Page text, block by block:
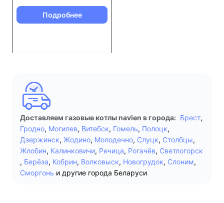
Подробнее
Доставляем газовые котлы navien в города: Брест,
Гродно, Могилев, Витебск, Гомель, Полоцк,
Дзержинск, Жодино, Молодечно, Слуцк, Столбцы,
Жлобин, Калинковичи, Речица, Рогачёв, Светлогорск
, Берёза, Кобрин, Волковыск, Новогрудок, Слоним,
Сморгонь и другие города Беларуси